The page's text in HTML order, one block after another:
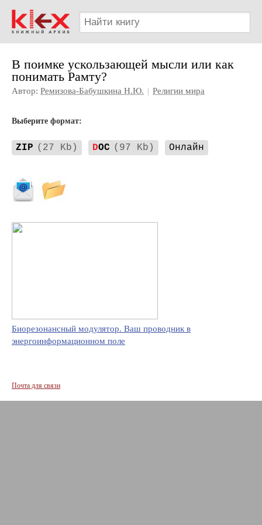
В поимке ускользающей мысли или как
понимать Рамту?
Автор: Ремизова-Бабушкина Н.Ю. | Религии мира
Выберите формат:
ZIP (27 Kb) DOC (97 Kb) Онлайн
Биорезонансный модулятор. Ваш проводник в
энергоинформационном поле
Почта для связи